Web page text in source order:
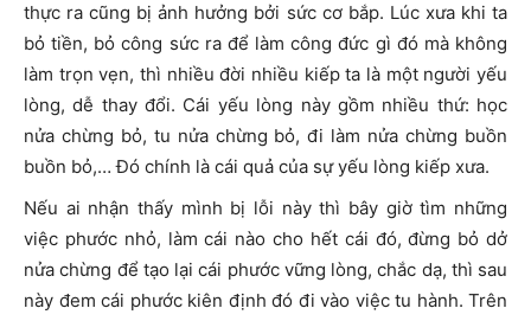
thực ra cũng bị ảnh hưởng bởi sức cơ bắp. Lúc xưa khi ta
bỏ tiền, bỏ công sức ra để làm công đức gì đó mà không
làm trọn vẹn, thì nhiều đời nhiều kiếp ta là một người yếu
lòng, dễ thay đổi. Cái yếu lòng này gồm nhiều thứ: học
nửa chừng bỏ, tu nửa chừng bỏ, đi làm nửa chừng buồn
buồn bỏ,… Đó chính là cái quả của sự yếu lòng kiếp xưa.
Nếu ai nhận thấy mình bị lỗi này thì bây giờ tìm những
việc phước nhỏ, làm cái nào cho hết cái đó, đừng bỏ dở
nửa chừng để tạo lại cái phước vững lòng, chắc dạ, thì sau
này đem cái phước kiên định đó đi vào việc tu hành. Trên